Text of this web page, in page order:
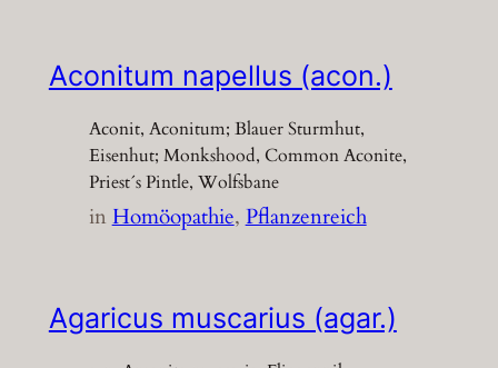
Aconitum napellus (acon.)
Aconit, Aconitum; Blauer Sturmhut,
Eisenhut; Monkshood, Common Aconite,
Priest´s Pintle, Wolfsbane
inHomöopathie, Pflanzenreich
Agaricus muscarius (agar.)